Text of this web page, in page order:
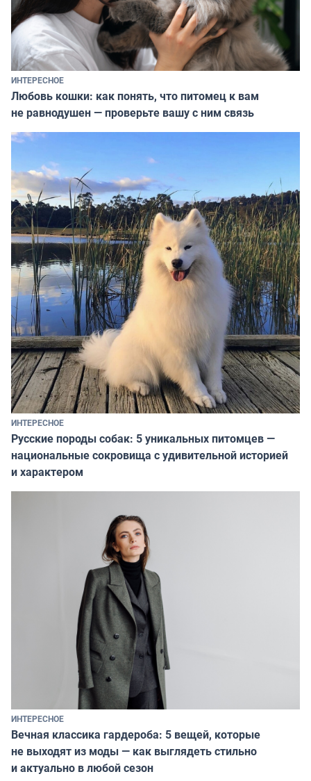
ИНТЕРЕСНОЕ
Любовь кошки: как понять, что питомец к вам
не равнодушен — проверьте вашу с ним связь
ИНТЕРЕСНОЕ
Русские породы собак: 5 уникальных питомцев —
национальные сокровища с удивительной историей
и характером
ИНТЕРЕСНОЕ
Вечная классика гардероба: 5 вещей, которые
не выходят из моды — как выглядеть стильно
и актуально в любой сезон